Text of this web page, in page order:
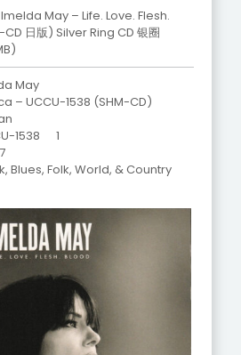
Imelda May – Life. Love. Flesh.
日版) Silver Ring CD 银圈
May
1538 (SHM-CD)
1538 1
Folk, World, & Country